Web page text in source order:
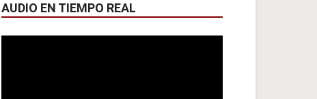
AUDIO EN TIEMPO REAL